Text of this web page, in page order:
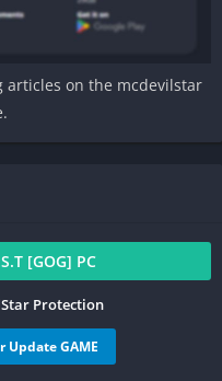
articles on the mcdevilstar
[GOG] PC
Protection
Update GAME